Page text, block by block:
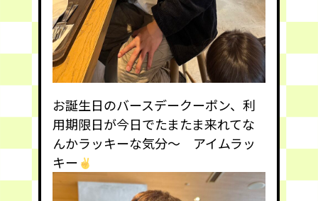
お誕生日のバースデークーポン、利
用期限日が今日でたまたま来れてな
んかラッキーな気分〜 アイムラッ
キー